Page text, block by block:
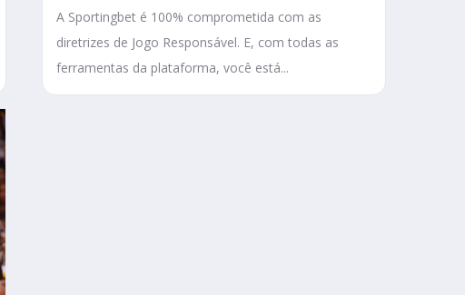
A Sportingbet é 100% comprometida com as
diretrizes de Jogo Responsável. E, com todas as
ferramentas da plataforma, você está...